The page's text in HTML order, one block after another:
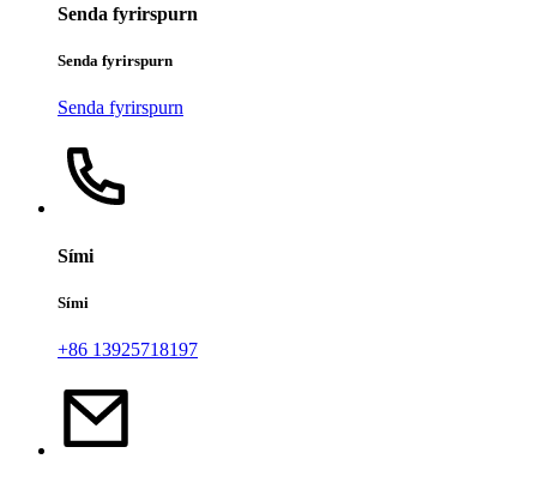
Senda fyrirspurn
Senda fyrirspurn
Senda fyrirspurn
Sími
Sími
+86 13925718197